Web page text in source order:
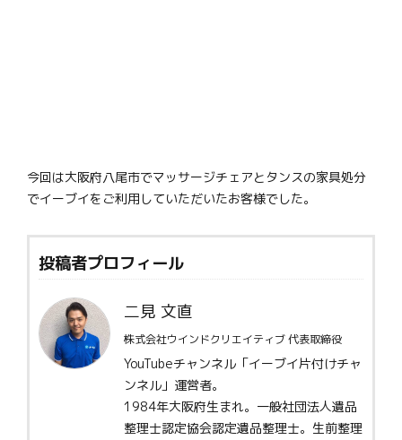
今回は大阪府八尾市でマッサージチェアとタンスの家具処分
でイーブイをご利用していただいたお客様でした。
投稿者プロフィール
二見 文直
株式会社ウインドクリエイティブ 代表取締役
YouTubeチャンネル「イーブイ片付けチャ
ンネル」運営者。
1984年大阪府生まれ。一般社団法人遺品
整理士認定協会認定遺品整理士。生前整理